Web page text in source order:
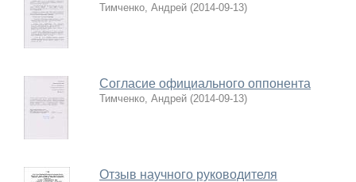
Тимченко, Андрей (2014-09-13)
Согласие официального оппонента
Тимченко, Андрей (2014-09-13)
Отзыв научного руководителя